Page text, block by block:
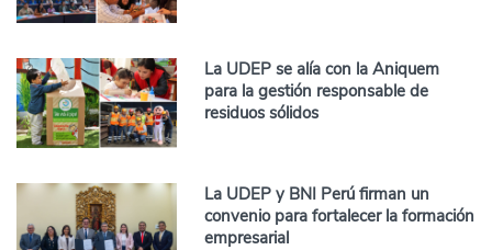
La UDEP se alía con la Aniquem
para la gestión responsable de
residuos sólidos
La UDEP y BNI Perú firman un
convenio para fortalecer la formación
empresarial